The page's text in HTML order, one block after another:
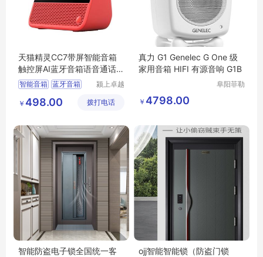
天猫精灵CC7带屏智能音箱
触控屏AI蓝牙音箱语音通话机
器人
智能音箱 蓝牙音箱
智能音箱语音通话
颍上卓越
有限公司
￥ 498.00 拨打电话
真力 G1 Genelec G One 级
家用音箱 HIFI 有源音响 G1B
阜阳菲勒
￥ 4798.00
智能防盗电子锁全国统一客
ojj智能智能锁（防盗门锁